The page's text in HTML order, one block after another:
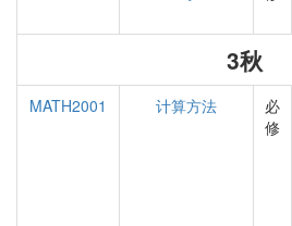
3秋
MATH2001 计算方法
必
修